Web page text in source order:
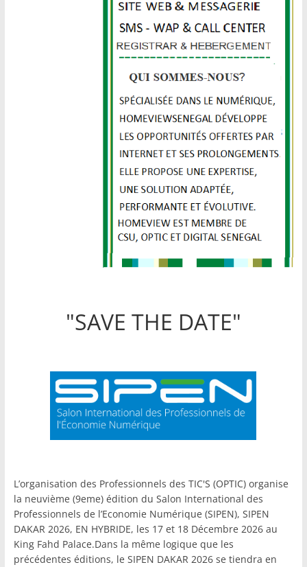
"SAVE THE DATE"
L’organisation des Professionnels des TIC'S (OPTIC) organise
la neuvième (9eme) édition du Salon International des
Professionnels de l’Economie Numérique (SIPEN), SIPEN
DAKAR 2026, EN HYBRIDE, les 17 et 18 Décembre 2026 au
King Fahd Palace.Dans la même logique que les
précédentes éditions, le SIPEN DAKAR 2026 se tiendra en